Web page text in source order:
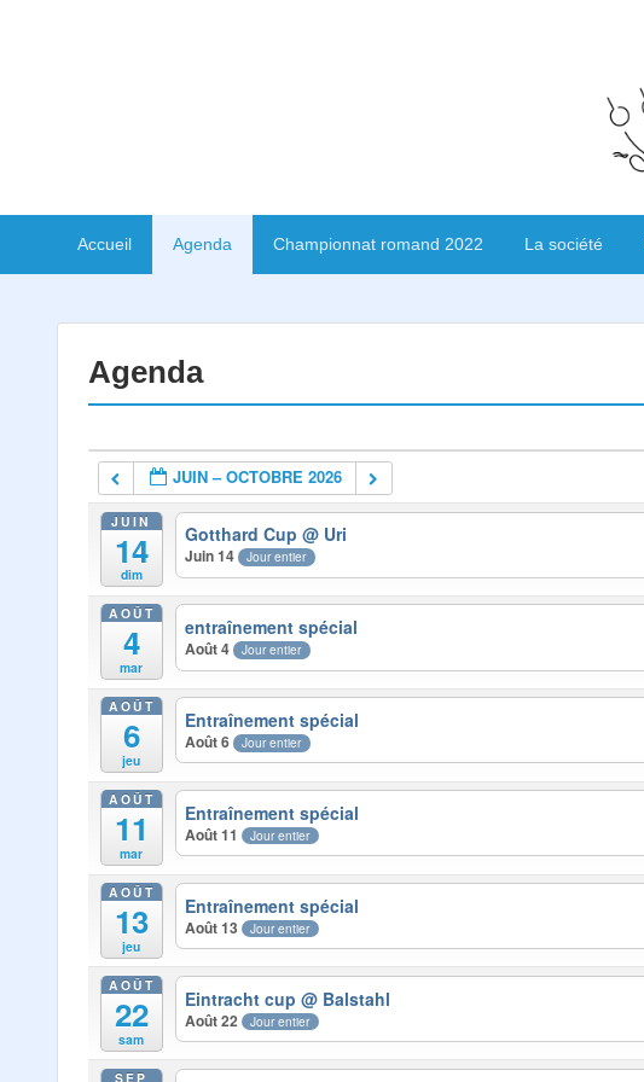
Accueil Agenda Championnat romand 2022 La société
Agenda
JUIN – OCTOBRE 2026
JUIN
14
dim
Gotthard Cup@ Uri
Juin 14 Jour entier
AOÛT
4
mar
entraînement spécial
Août 4 Jour entier
AOÛT
6
jeu
Entraînement spécial
Août 6 Jour entier
AOÛT
11
mar
Entraînement spécial
Août 11 Jour entier
AOÛT
13
jeu
Entraînement spécial
Août 13 Jour entier
AOÛT
22
sam
Eintracht cup@ Balstahl
Août 22 Jour entier
SEP